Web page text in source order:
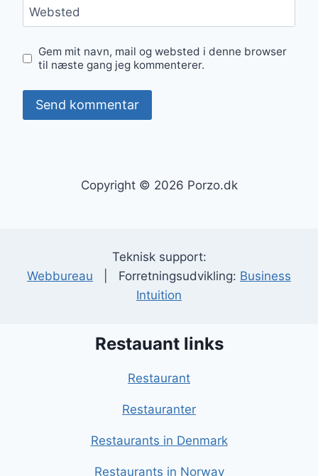
Websted
Gem mit navn, mail og websted i denne browser
til næste gang jeg kommenterer.
Copyright © 2026 Porzo.dk
Teknisk support:
Webbureau | Forretningsudvikling: Business
Intuition
Restauant links
Restaurant
Restauranter
Restaurants in Denmark
Restaurants in Norway